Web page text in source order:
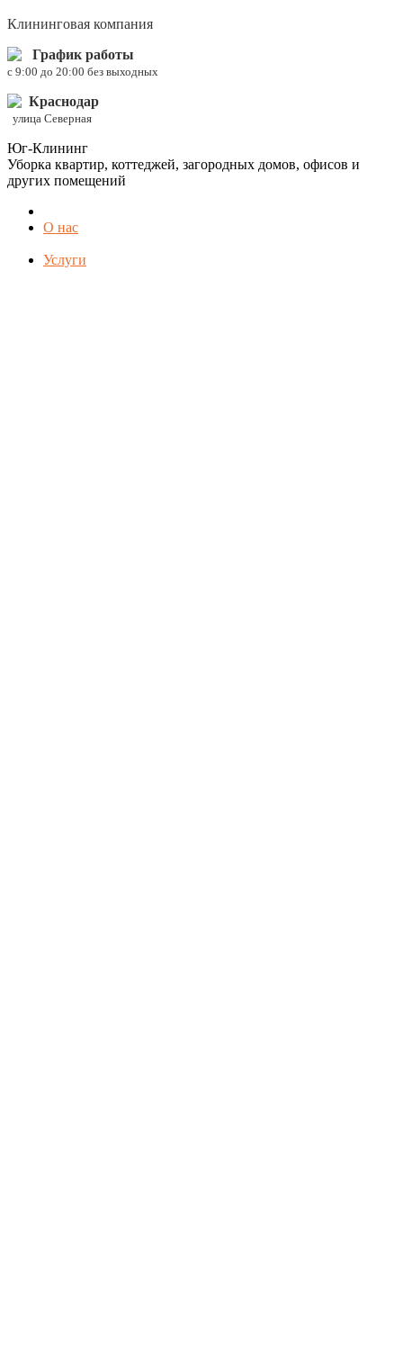
Клининговая компания
График работы
c 9:00 до 20:00 без выходных
Краснодар
улица Северная
Юг-Клининг
Уборка квартир, коттеджей, загородных домов, офисов и
других помещений
О нас
Услуги